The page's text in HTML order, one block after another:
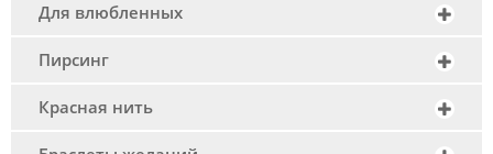
Для влюбленных
Пирсинг
Красная нить